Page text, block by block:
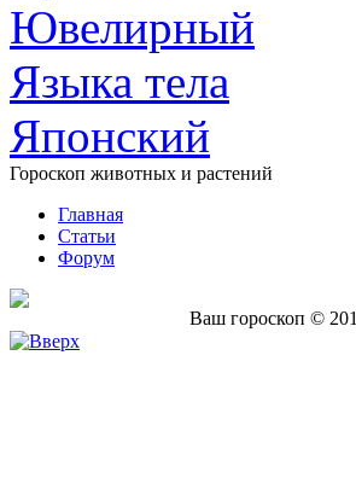
Ювелирный
Языка тела
Японский
Гороскоп животных и растений
Главная
Статьи
Форум
Ваш гороскоп ©